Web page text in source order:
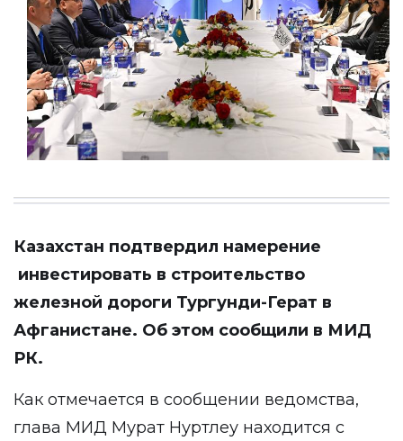
Казахстан подтвердил намерение
инвестировать в строительство
железной дороги Тургунди-Герат в
Афганистане. Об этом сообщили в МИД
РК.
Как отмечается в сообщении ведомства,
глава МИД Мурат Нуртлеу находится с